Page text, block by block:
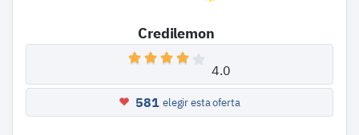
Credilemon
4.0
581 elegir esta oferta